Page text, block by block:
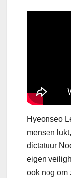
Hyeonseo
mensen
dictatuur
eigen
ook nog om